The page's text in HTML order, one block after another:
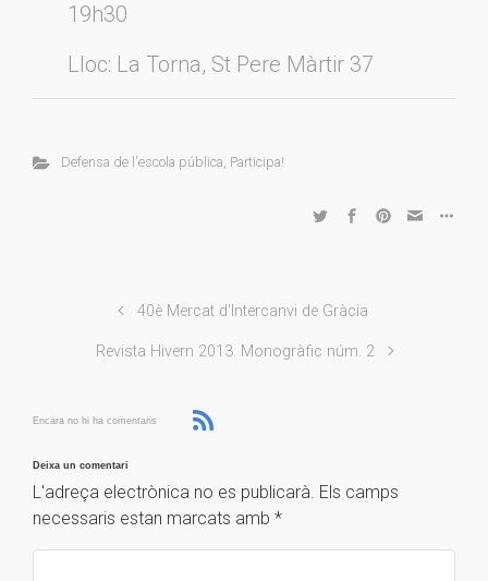
19h30
Lloc: La Torna, St Pere Màrtir 37
Defensa de l'escola pública, Participa!
40è Mercat d'Intercanvi de Gràcia
Revista Hivern 2013. Monogràfic núm. 2
Encara no hi ha comentaris
Deixa un comentari
L'adreça electrònica no es publicarà. Els camps
necessaris estan marcats amb *